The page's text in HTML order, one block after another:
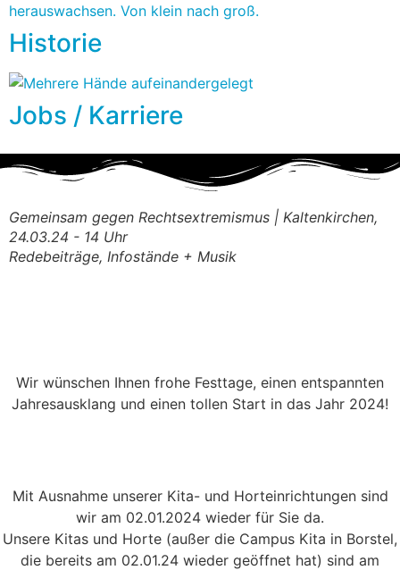
Historie
Jobs / Karriere
Gemeinsam gegen Rechtsextremismus | Kaltenkirchen,
24.03.24 - 14 Uhr
Redebeiträge, Infostände + Musik
Wir wünschen Ihnen frohe Festtage, einen entspannten
Jahresausklang und einen tollen Start in das Jahr 2024!
Mit Ausnahme unserer Kita- und Horteinrichtungen sind
wir am 02.01.2024 wieder für Sie da.
Unsere Kitas und Horte (außer die Campus Kita in Borstel,
die bereits am 02.01.24 wieder geöffnet hat) sind am